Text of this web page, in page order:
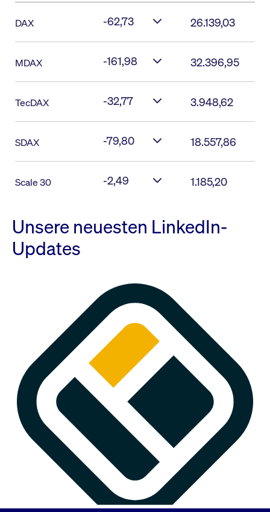
DAX -62,73 26.139,03
MDAX -161,98 32.396,95
TecDAX -32,77 3.948,62
SDAX -79,80 18.557,86
Scale 30 -2,49 1.185,20
Unsere neuesten LinkedIn-
Updates